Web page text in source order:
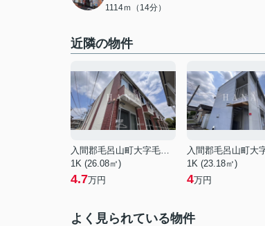
1114ｍ（14分）
近隣の物件
入間郡毛呂山町大字毛呂本郷
1K (26.08㎡)
4.7万円
1K (23.18㎡)
4万円
よく見られている物件